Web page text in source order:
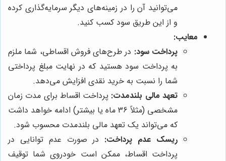
می‌توانید آن را در زمینه‌های دیگر سرمایه‌گذاری کرده
و از این طریق سود کسب کنید.
معایب:
پرداخت سود: در طرح‌های فروش اقساطی، شما ملزم
به پرداخت سود هستید که در نهایت مبلغ پرداختی
شما را نسبت به خرید نقدی افزایش می‌دهد.
تعهد مالی بلندمدت: پرداخت اقساط برای مدت زمان
مشخصی (مثلاً 36 ماه یا بیشتر) ادامه خواهد داشت
که می‌تواند یک تعهد مالی بلندمدت محسوب شود.
ریسک عدم پرداخت: در صورت عدم توانایی در
پرداخت اقساط، ممکن است خودروی شما توقیف